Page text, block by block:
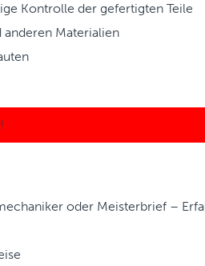
Kontrolle der gefertigten Teile
anderen Materialien
oder Meisterbrief –